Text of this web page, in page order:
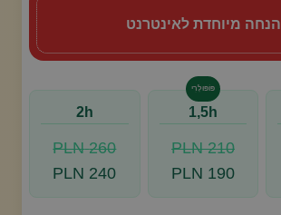
הנחה מיוחדת לאינטרנט
פּוֹפּוּלָרִי
1,5h
210 PLN
190 PLN
2h
260 PLN
240 PLN